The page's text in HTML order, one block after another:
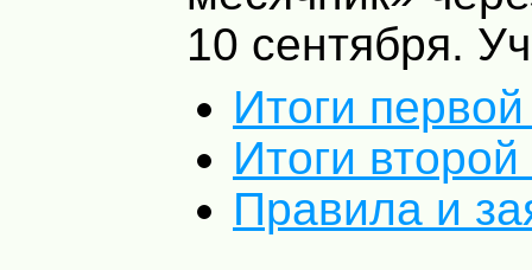
10 сентября.
Итоги
Итоги
Правила и